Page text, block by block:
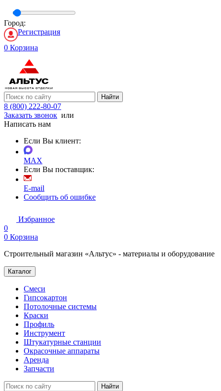
Город:
Регистрация
0 Корзина
Найти
8 (800) 222-80-07
Заказать звонок или
Написать нам
Если Вы клиент:
MAX
Если Вы поставщик:
E-mail
Сообщить об ошибке
Избранное
0
0 Корзина
Строительный магазин «Альтус» - материалы и оборудование
Каталог
Смеси
Гипсокартон
Потолочные системы
Краски
Профиль
Инструмент
Штукатурные станции
Окрасочные аппараты
Аренда
Запчасти
Найти